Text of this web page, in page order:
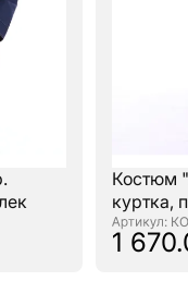
Костюм
куртка,
:
1